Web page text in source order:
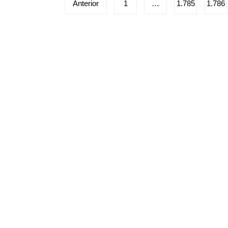
Anterior 1 … 1.785 1.786